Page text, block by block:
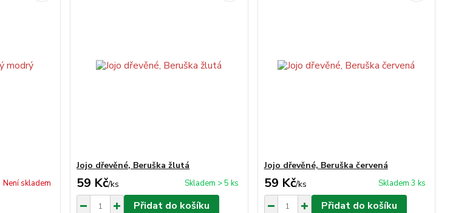
Není skladem
Jojo dřevěné, Beruška žlutá
59 Kč/ks Skladem > 5 ks
Přidat do košíku
Jojo dřevěné, Beruška červená
59 Kč/ks Skladem 3 ks
Přidat do košíku